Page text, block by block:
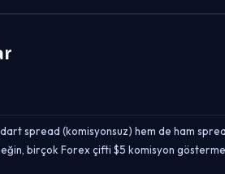
spread (komisyonsuz) hem de ham
birçok Forex çifti $5 komisyon